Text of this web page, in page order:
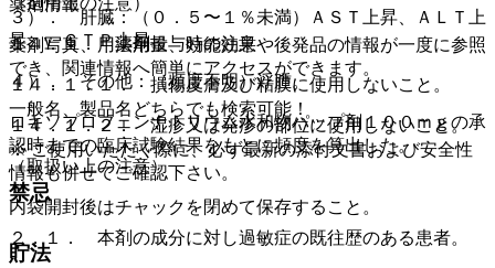
１４．１． 薬剤投与時の注意
１４．１．１． 損傷皮膚及び粘膜に使用しないこと。
１４．１．２． 湿疹又は発疹の部位に使用しないこと。
（取扱い上の注意）
内袋開封後はチャックを閉めて保存すること。
貯法
３）． 肝臓：（０．５〜１％未満）ＡＳＴ上昇、ＡＬＴ上
昇、γ−ＧＴＰ上昇。
４）． その他：（頻度不明）浮腫。
ロキソプロフェンナトリウム水和物パップ剤１００ｍｇの承
認時までの臨床試験結果をもとに頻度を算出した。
禁忌
２．１． 本剤の成分に対し過敏症の既往歴のある患者。
薬剤写真、用法用量、効能効果や後発品の情報が一度に参照
でき、関連情報へ簡単にアクセスができます。
一般名、製品名どちらでも検索可能！
※ ご使用いただく際に、必ず最新の添付文書および安全性
情報も併せてご確認下さい。